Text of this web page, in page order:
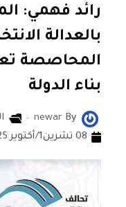
رائد فهمي:
بالعدالة
المحاصصة
بناء الدولة
By
newar
08 تشرين1/أكتوير 2025